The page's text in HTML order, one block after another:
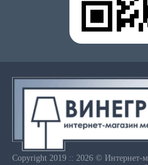
Copyright 2019 :: 2026 © Интернет-